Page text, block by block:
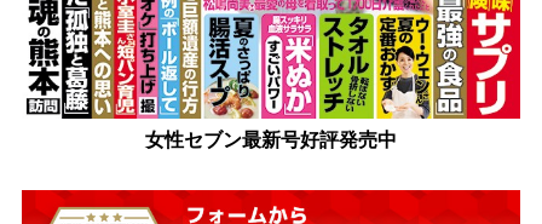
女性セブン最新号好評発売中